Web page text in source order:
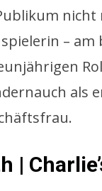
nicht
– am
als
|